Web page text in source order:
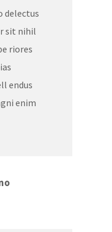
delectus
sit nihil
riores
endus
enim